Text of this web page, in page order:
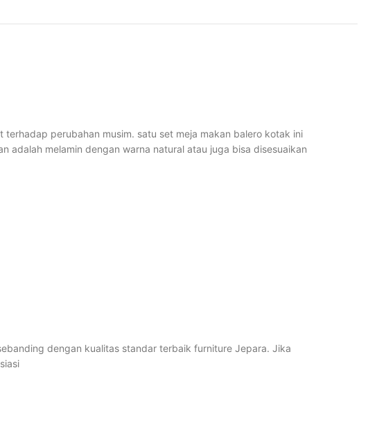
perubahan musim. satu set meja makan balero kotak ini
adalah melamin dengan warna natural atau juga bisa disesuaikan
dengan kualitas standar terbaik furniture Jepara. Jika